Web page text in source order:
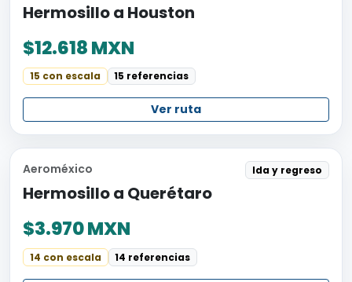
Hermosillo a Houston
$12.618 MXN
15 con escala 15 referencias
Ver ruta
Aeroméxico
Hermosillo a Querétaro
Ida y regreso
$3.970 MXN
14 con escala 14 referencias